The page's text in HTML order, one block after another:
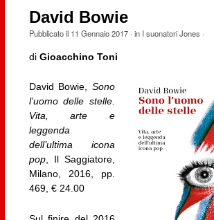
David Bowie
Pubblicato il 11 Gennaio 2017· in I suonatori Jones ·
di Gioacchino Toni
David Bowie,Sono
l’uomo delle stelle.
Vita, arte e
leggenda
dell’ultima icona
pop, Il Saggiatore,
Milano, 2016, pp.
469, € 24.00